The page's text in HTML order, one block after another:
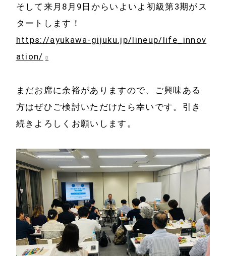
そして来月8月9日からいよいよ初級第3期がス
タートします！
https://ayukawa-gijuku.jp/lineup/life_innov
ation/
まだお席に余裕がありますので、ご興味ある
方はぜひご検討いただけたら幸いです。引き
続きよろしくお願いします。